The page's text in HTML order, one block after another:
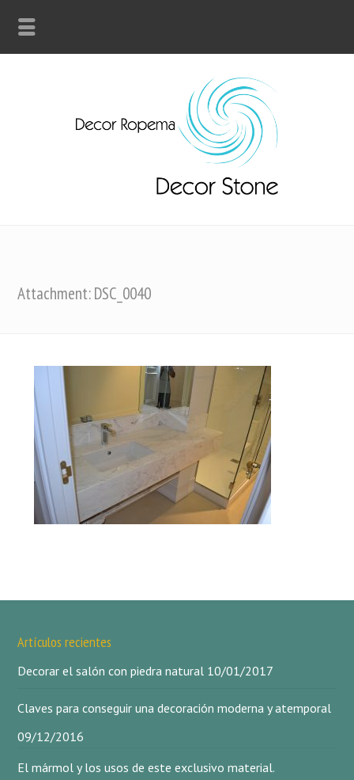
Attachment: DSC_0040
Artículos recientes
Decorar el salón con piedra natural 10/01/2017
Claves para conseguir una decoración moderna y atemporal
09/12/2016
El mármol y los usos de este exclusivo material.